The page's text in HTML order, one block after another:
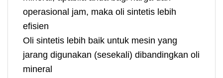
operasional jam, maka oli sintetis lebih
efisien
Oli sintetis lebih baik untuk mesin yang
jarang digunakan (sesekali) dibandingkan oli
mineral